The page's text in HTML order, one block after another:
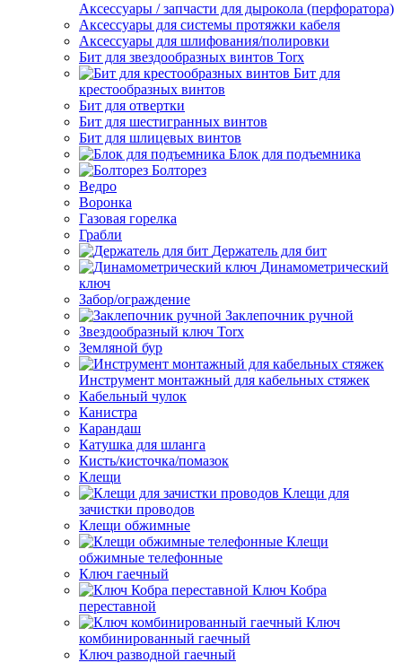
Аксессуары / запчасти для дырокола (перфоратора)
Аксессуары для системы протяжки кабеля
Аксессуары для шлифования/полировки
Бит для звездообразных винтов Torx
Бит для
крестообразных винтов
Бит для отвертки
Бит для шестигранных винтов
Бит для шлицевых винтов
Блок для подъемника
Болторез
Ведро
Воронка
Газовая горелка
Грабли
Держатель для бит
Динамометрический
ключ
Забор/ограждение
Заклепочник ручной
Звездообразный ключ Torx
Земляной бур
Инструмент монтажный для кабельных стяжек
Кабельный чулок
Канистра
Карандаш
Катушка для шланга
Кисть/кисточка/помазок
Клещи
Клещи для
зачистки проводов
Клещи обжимные
Клещи
обжимные телефонные
Ключ гаечный
Ключ Кобра
переставной
Ключ
комбинированный гаечный
Ключ разводной гаечный